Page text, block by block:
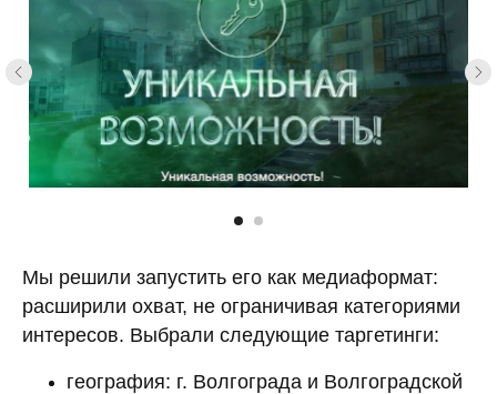
Мы решили запустить его как медиаформат:
расширили охват, не ограничивая категориями
интересов. Выбрали следующие таргетинги:
география: г. Волгограда и Волгоградской